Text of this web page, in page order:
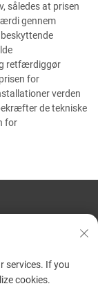
således at prisen
gennem
retfærdiggør
for
verden
de tekniske
for
services. If you
cookies.